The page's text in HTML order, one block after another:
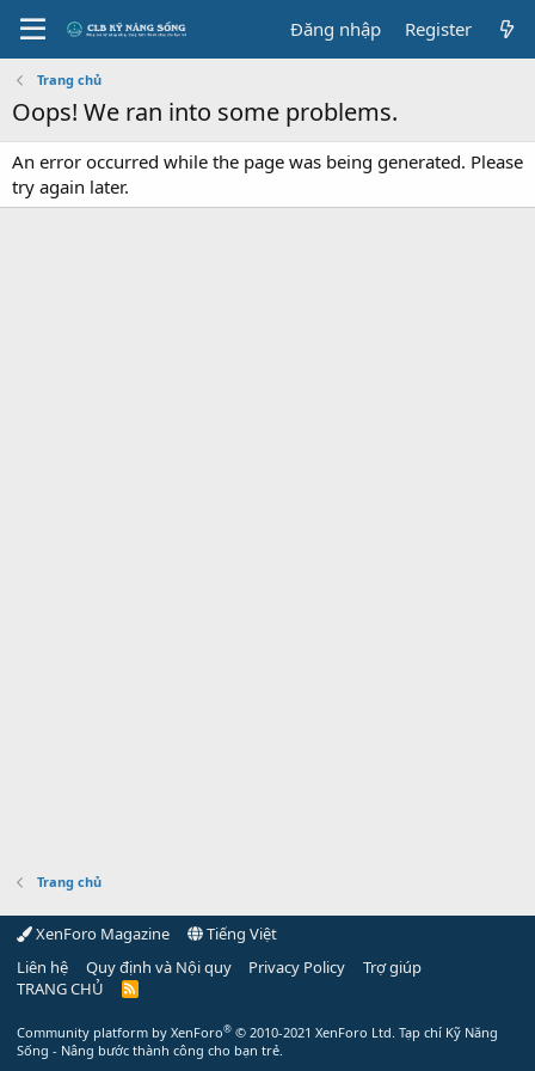
Đăng nhập Register
Trang chủ
Oops! We ran into some problems.
An error occurred while the page was being generated. Please
try again later.
Trang chủ
XenForo Magazine
Tiếng Việt
Liên hệ
Quy định và Nội quy Privacy Policy
Trợ giúp
TRANG CHỦ
R
Community platform by XenForo® © 2010-2021 XenForo Ltd. Tạp chí Kỹ Năng
Sống - Nâng bước thành công cho bạn trẻ.